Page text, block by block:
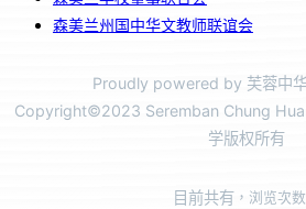
森美兰州国中华文教师联谊会
Proudly powered by 芙蓉中
Copyright©2023 Seremban Chung
学版权所有
目前共有 ，浏览次